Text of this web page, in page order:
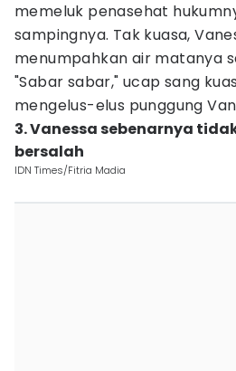
memeluk penasehat
sampingnya. Tak kuasa,
menumpahkan air matanya
"Sabar sabar," ucap sang
mengelus-elus punggung
3. Vanessa sebenarnya
bersalah
IDN Times/Fitria Madia